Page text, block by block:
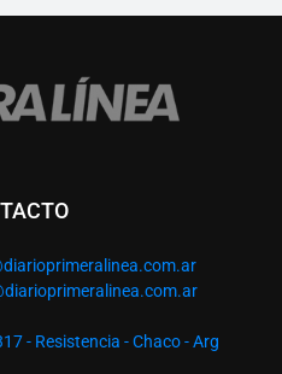
- Resistencia - Chaco - Arg